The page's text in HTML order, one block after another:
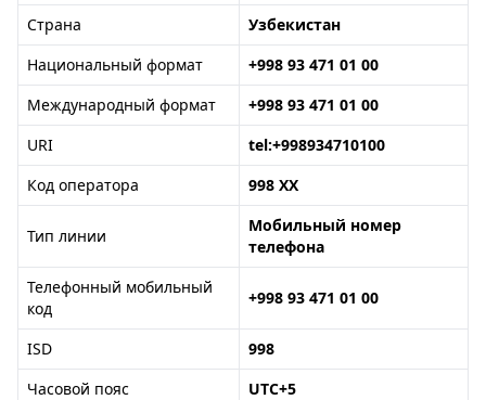
Страна
Узбекистан
Национальный формат
+998 93 471 01 00
Международный формат
+998 93 471 01 00
URI
tel:+998934710100
Код оператора
998 XX
Тип линии
Мобильный номер
телефона
Телефонный мобильный
код
+998 93 471 01 00
ISD
998
Часовой пояс
UTC+5